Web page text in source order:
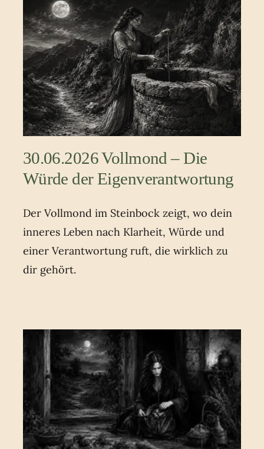
30.06.2026 Vollmond – Die
Würde der Eigenverantwortung
Der Vollmond im Steinbock zeigt, wo dein
inneres Leben nach Klarheit, Würde und
einer Verantwortung ruft, die wirklich zu
dir gehört.